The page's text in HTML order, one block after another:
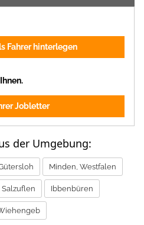
Fahrer hinterlegen
Jobletter
der Umgebung:
Minden, Westfalen
Salzuflen Ibbenbüren